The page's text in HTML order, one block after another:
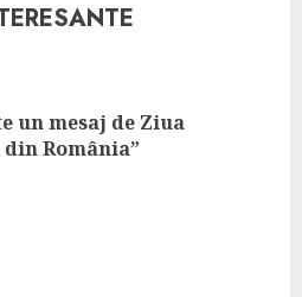
un mesaj de Ziua
România”